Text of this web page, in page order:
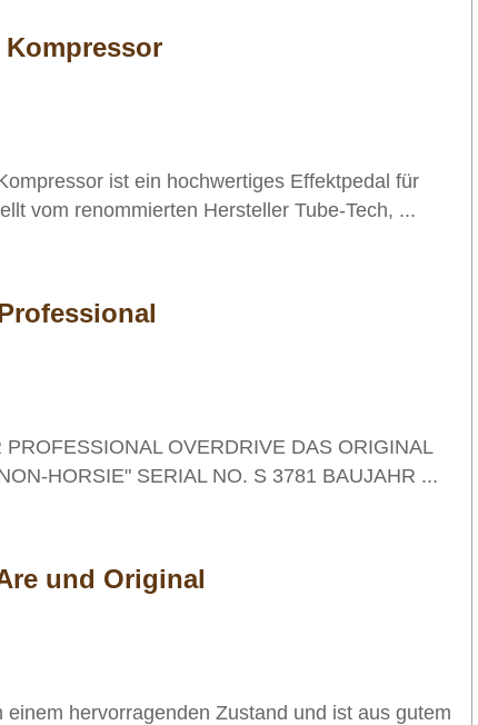
Kompressor
ist ein hochwertiges Effektpedal für
vom renommierten Hersteller Tube-Tech, ...
OVERDRIVE DAS ORIGINAL
HORSIE" SERIAL NO. S 3781 BAUJAHR ...
und Original
hervorragenden Zustand und ist aus gutem